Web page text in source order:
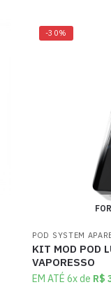
-30%
POD SYSTEM
KIT MOD POD
VAPORESSO
EM ATÉ 6x de R$